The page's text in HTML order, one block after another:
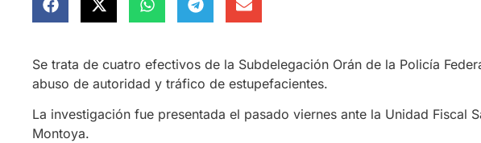
Se trata de cuatro efectivos de la Subdelegación Orán de la Policía
abuso de autoridad y tráfico de estupefacientes.
La investigación fue presentada el pasado viernes ante la Unidad Fiscal
Montoya.